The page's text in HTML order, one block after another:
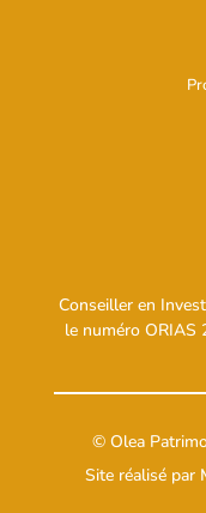
Conseiller en
le numéro ORIAS
© Olea
Site réalisé par